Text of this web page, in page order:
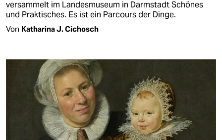
versammelt im Landesmuseum in Darmstadt Schönes
und Praktisches. Es ist ein Parcours der Dinge.
Von Katharina J. Cichosch